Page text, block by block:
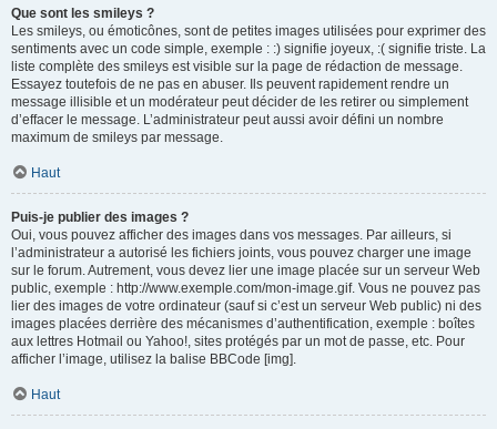
Que sont les smileys ?
Les smileys, ou émoticônes, sont de petites images utilisées pour exprimer des
sentiments avec un code simple, exemple : :) signifie joyeux, :( signifie triste. La
liste complète des smileys est visible sur la page de rédaction de message.
Essayez toutefois de ne pas en abuser. Ils peuvent rapidement rendre un
message illisible et un modérateur peut décider de les retirer ou simplement
d’effacer le message. L’administrateur peut aussi avoir défini un nombre
maximum de smileys par message.
Haut
Puis-je publier des images ?
Oui, vous pouvez afficher des images dans vos messages. Par ailleurs, si
l’administrateur a autorisé les fichiers joints, vous pouvez charger une image
sur le forum. Autrement, vous devez lier une image placée sur un serveur Web
public, exemple : http://www.exemple.com/mon-image.gif. Vous ne pouvez pas
lier des images de votre ordinateur (sauf si c’est un serveur Web public) ni des
images placées derrière des mécanismes d’authentification, exemple : boîtes
aux lettres Hotmail ou Yahoo!, sites protégés par un mot de passe, etc. Pour
afficher l’image, utilisez la balise BBCode [img].
Haut